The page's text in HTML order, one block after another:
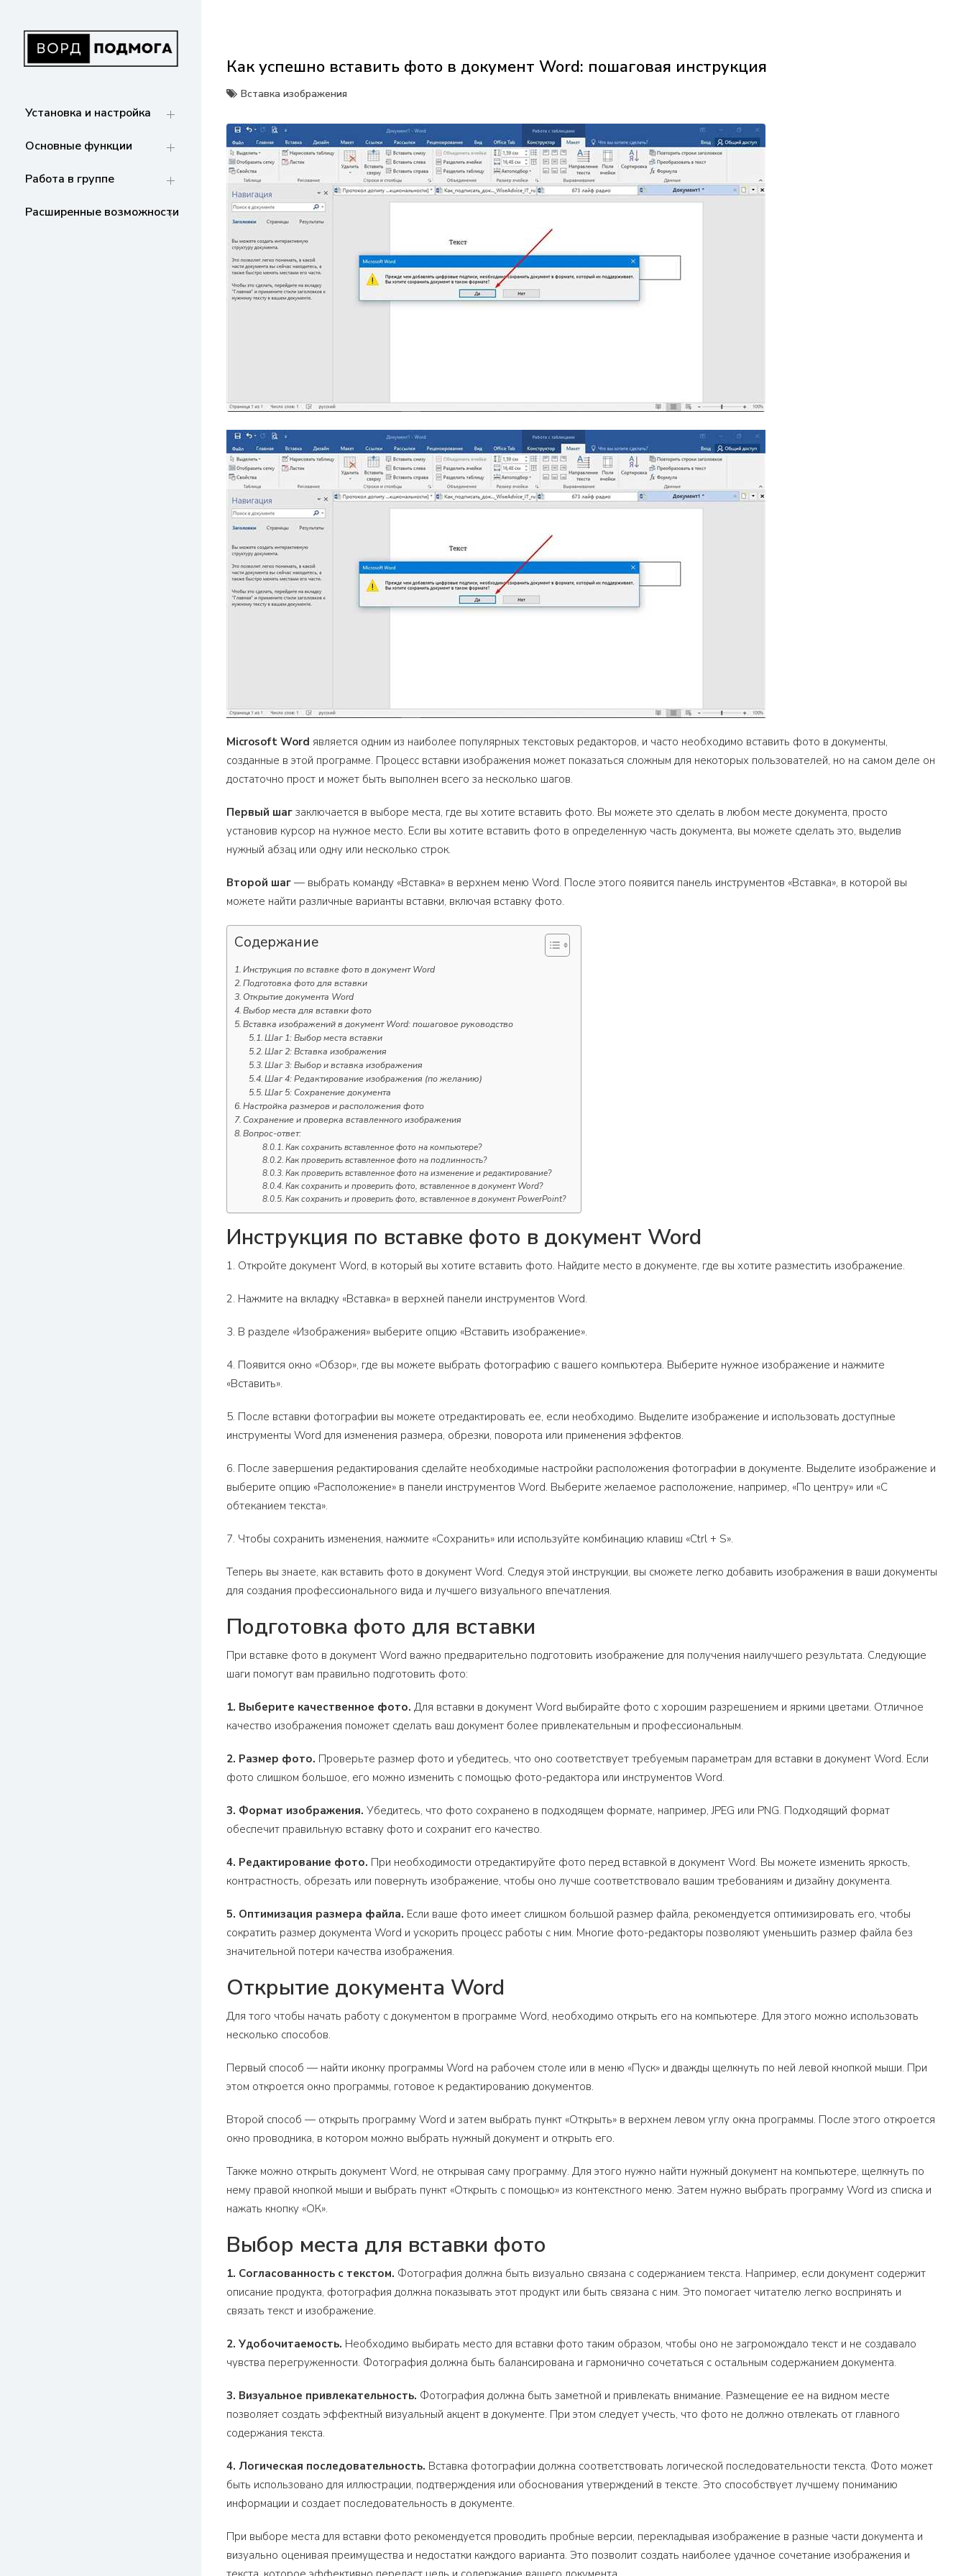
содержанию
совместной работе. Станьте мастером
Установка и настройка
Основные функции
Работа в группе
Расширенные возможности
Как успешно вставить фото в документ Word: пошаговая инструкция
Вставка изображения
Microsoft Word является одним из наиболее популярных текстовых редакторов, и часто необходимо вставить фото в документы,
созданные в этой программе. Процесс вставки изображения может показаться сложным для некоторых пользователей, но на самом деле он
достаточно прост и может быть выполнен всего за несколько шагов.
Первый шаг заключается в выборе места, где вы хотите вставить фото. Вы можете это сделать в любом месте документа, просто
установив курсор на нужное место. Если вы хотите вставить фото в определенную часть документа, вы можете сделать это, выделив
нужный абзац или одну или несколько строк.
Второй шаг — выбрать команду «Вставка» в верхнем меню Word. После этого появится панель инструментов «Вставка», в которой вы
можете найти различные варианты вставки, включая вставку фото.
Содержание
Инструкция по вставке фото в документ Word
Подготовка фото для вставки
Открытие документа Word
Выбор места для вставки фото
Вставка изображений в документ Word: пошаговое руководство
Шаг 1: Выбор места вставки
Шаг 2: Вставка изображения
Шаг 3: Выбор и вставка изображения
Шаг 4: Редактирование изображения (по желанию)
Шаг 5: Сохранение документа
Настройка размеров и расположения фото
Сохранение и проверка вставленного изображения
Вопрос-ответ:
Как сохранить вставленное фото на компьютере?
Как проверить вставленное фото на подлинность?
Как проверить вставленное фото на изменение и редактирование?
Как сохранить и проверить фото, вставленное в документ Word?
Как сохранить и проверить фото, вставленное в документ PowerPoint?
Инструкция по вставке фото в документ Word
1. Откройте документ Word, в который вы хотите вставить фото. Найдите место в документе, где вы хотите разместить изображение.
2. Нажмите на вкладку «Вставка» в верхней панели инструментов Word.
3. В разделе «Изображения» выберите опцию «Вставить изображение».
4. Появится окно «Обзор», где вы можете выбрать фотографию с вашего компьютера. Выберите нужное изображение и нажмите
«Вставить».
5. После вставки фотографии вы можете отредактировать ее, если необходимо. Выделите изображение и использовать доступные
инструменты Word для изменения размера, обрезки, поворота или применения эффектов.
6. После завершения редактирования сделайте необходимые настройки расположения фотографии в документе. Выделите изображение и
выберите опцию «Расположение» в панели инструментов Word. Выберите желаемое расположение, например, «По центру» или «С
обтеканием текста».
7. Чтобы сохранить изменения, нажмите «Сохранить» или используйте комбинацию клавиш «Ctrl + S».
Теперь вы знаете, как вставить фото в документ Word. Следуя этой инструкции, вы сможете легко добавить изображения в ваши документы
для создания профессионального вида и лучшего визуального впечатления.
Подготовка фото для вставки
При вставке фото в документ Word важно предварительно подготовить изображение для получения наилучшего результата. Следующие
шаги помогут вам правильно подготовить фото:
1. Выберите качественное фото. Для вставки в документ Word выбирайте фото с хорошим разрешением и яркими цветами. Отличное
качество изображения поможет сделать ваш документ более привлекательным и профессиональным.
2. Размер фото. Проверьте размер фото и убедитесь, что оно соответствует требуемым параметрам для вставки в документ Word. Если
фото слишком большое, его можно изменить с помощью фото-редактора или инструментов Word.
3. Формат изображения. Убедитесь, что фото сохранено в подходящем формате, например, JPEG или PNG. Подходящий формат
обеспечит правильную вставку фото и сохранит его качество.
4. Редактирование фото. При необходимости отредактируйте фото перед вставкой в документ Word. Вы можете изменить яркость,
контрастность, обрезать или повернуть изображение, чтобы оно лучше соответствовало вашим требованиям и дизайну документа.
5. Оптимизация размера файла. Если ваше фото имеет слишком большой размер файла, рекомендуется оптимизировать его, чтобы
сократить размер документа Word и ускорить процесс работы с ним. Многие фото-редакторы позволяют уменьшить размер файла без
значительной потери качества изображения.
Открытие документа Word
Для того чтобы начать работу с документом в программе Word, необходимо открыть его на компьютере. Для этого можно использовать
несколько способов.
Первый способ — найти иконку программы Word на рабочем столе или в меню «Пуск» и дважды щелкнуть по ней левой кнопкой мыши. При
этом откроется окно программы, готовое к редактированию документов.
Второй способ — открыть программу Word и затем выбрать пункт «Открыть» в верхнем левом углу окна программы. После этого откроется
окно проводника, в котором можно выбрать нужный документ и открыть его.
Также можно открыть документ Word, не открывая саму программу. Для этого нужно найти нужный документ на компьютере, щелкнуть по
нему правой кнопкой мыши и выбрать пункт «Открыть с помощью» из контекстного меню. Затем нужно выбрать программу Word из списка и
нажать кнопку «ОК».
Выбор места для вставки фото
1. Согласованность с текстом. Фотография должна быть визуально связана с содержанием текста. Например, если документ содержит
описание продукта, фотография должна показывать этот продукт или быть связана с ним. Это помогает читателю легко воспринять и
связать текст и изображение.
2. Удобочитаемость. Необходимо выбирать место для вставки фото таким образом, чтобы оно не загромождало текст и не создавало
чувства перегруженности. Фотография должна быть балансирована и гармонично сочетаться с остальным содержанием документа.
3. Визуальное привлекательность. Фотография должна быть заметной и привлекать внимание. Размещение ее на видном месте
позволяет создать эффектный визуальный акцент в документе. При этом следует учесть, что фото не должно отвлекать от главного
содержания текста.
4. Логическая последовательность. Вставка фотографии должна соответствовать логической последовательности текста. Фото может
быть использовано для иллюстрации, подтверждения или обоснования утверждений в тексте. Это способствует лучшему пониманию
информации и создает последовательность в документе.
При выборе места для вставки фото рекомендуется проводить пробные версии, перекладывая изображение в разные части документа и
визуально оценивая преимущества и недостатки каждого варианта. Это позволит создать наиболее удачное сочетание изображения и